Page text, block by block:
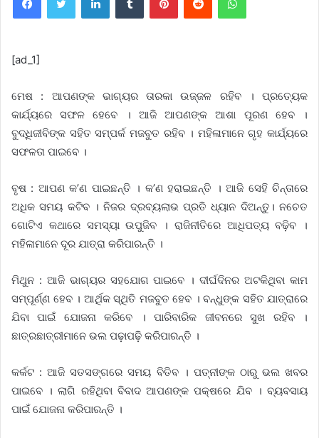
[ad_1]
ମେଷ : ଆପଣଙ୍କ ଭାଗ୍ୟର ତାରକା ଉଜ୍ଜଳ ରହିବ । ପ୍ରତ୍ୟେକ
କାର୍ଯ୍ୟରେ ସଫଳ ହେବେ । ଆଜି ଆପଣଙ୍କ ଆଶା ପୂରଣ ହେବ ।
ବୁଦ୍ଧିଜୀବିଙ୍କ ସହିତ ସମ୍ପର୍କ ମଜବୁତ ରହିବ । ମହିଳାମାନେ ଗୃହ କାର୍ଯ୍ୟରେ
ସଫଳତା ପାଇବେ ।
ବୃଷ : ଆପଣ କ’ଣ ପାଇଛନ୍ତି । କ’ଣ ହରାଇଛନ୍ତି । ଆଜି ସେହି ଚିନ୍ତାରେ
ଅଧିକ ସମୟ କଟିବ । ନିଜର ଦ୍ରବ୍ୟଲାଭ ପ୍ରତି ଧ୍ୟାନ ଦିଅନ୍ତୁ। ନଚେତ
ଗୋଟିଏ କଥାରେ ସମସ୍ୟା ଉପୁଜିବ । ରାଜିନୀତିରେ ଆଧିପତ୍ୟ ବଢ଼ିବ ।
ମହିଳାମାନେ ଦୂର ଯାତ୍ରା କରିପାରନ୍ତି ।
ମିଥୁନ : ଆଜି ଭାଗ୍ୟର ସହଯୋଗ ପାଇବେ । ଦୀର୍ଘଦିନର ଅଟକିଥିବା କାମ
ସମ୍ପୂର୍ଣ୍ଣ ହେବ । ଆର୍ଥିକ ସ୍ଥିତି ମଜବୁତ ହେବ । ବନ୍ଧୁଙ୍କ ସହିତ ଯାତ୍ରାରେ
ଯିବା ପାଇଁ ଯୋଜନା କରିବେ । ପାରିବାରିକ ଜୀବନରେ ସୁଖ ରହିବ ।
ଛାତ୍ରଛାତ୍ରୀମାନେ ଭଲ ପଢ଼ାପଢ଼ି କରିପାରନ୍ତି ।
କର୍କଟ : ଆଜି ସତସଙ୍ଗରେ ସମୟ ବିତିବ । ପତ୍ନୀଙ୍କ ଠାରୁ ଭଲ ଖବର
ପାଇବେ । ଲାଗି ରହିଥିବା ବିବାଦ ଆପଣଙ୍କ ପକ୍ଷରେ ଯିବ । ବ୍ୟବସାୟ
ପାଇଁ ଯୋଜନା କରିପାରନ୍ତି ।